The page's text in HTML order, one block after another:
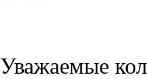
Уважаемые